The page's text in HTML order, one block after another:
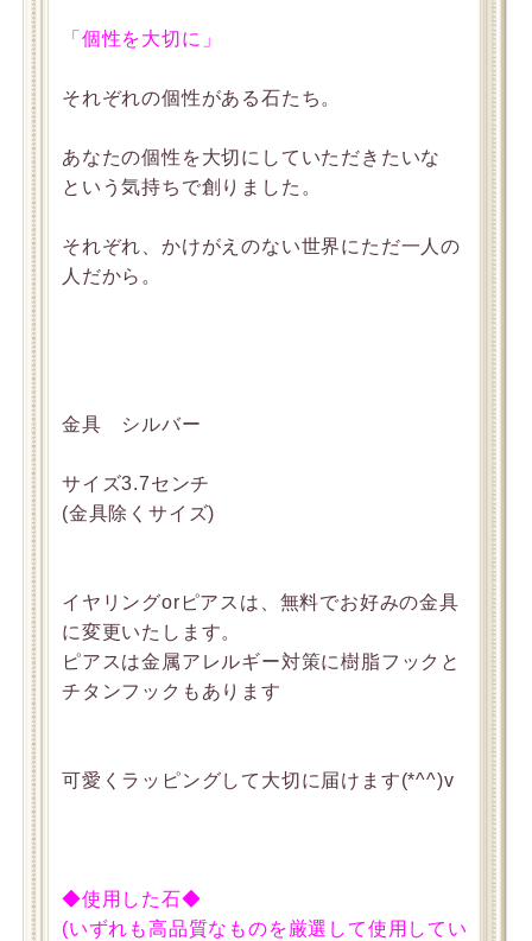
「個性を大切に」
それぞれの個性がある石たち。
あなたの個性を大切にしていただきたいな
という気持ちで創りました。
それぞれ、かけがえのない世界にただ一人の
人だから。
金具 シルバー
サイズ3.7センチ
(金具除くサイズ)
イヤリングorピアスは、無料でお好みの金具
に変更いたします。
ピアスは金属アレルギー対策に樹脂フックと
チタンフックもあります
可愛くラッピングして大切に届けます(*^^)v
◆使用した石◆
(いずれも高品質なものを厳選して使用してい